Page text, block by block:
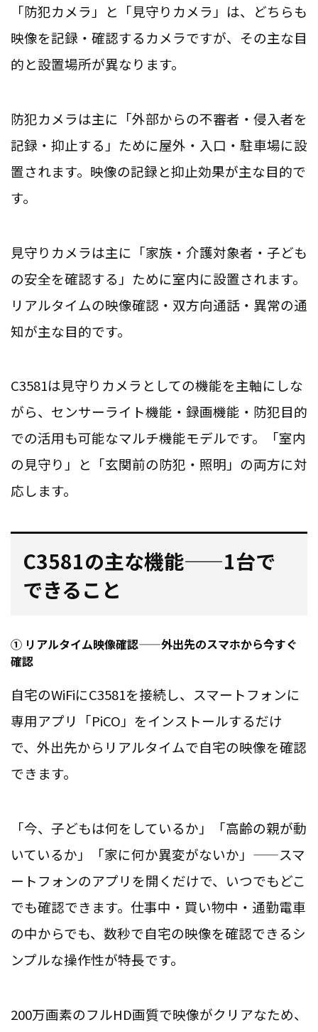
「防犯カメラ」と「見守りカメラ」は、どちらも
映像を記録・確認するカメラですが、その主な目
的と設置場所が異なります。
防犯カメラは主に「外部からの不審者・侵入者を
記録・抑止する」ために屋外・入口・駐車場に設
置されます。映像の記録と抑止効果が主な目的で
す。
見守りカメラは主に「家族・介護対象者・子ども
の安全を確認する」ために室内に設置されます。
リアルタイムの映像確認・双方向通話・異常の通
知が主な目的です。
C3581は見守りカメラとしての機能を主軸にしな
がら、センサーライト機能・録画機能・防犯目的
での活用も可能なマルチ機能モデルです。「室内
の見守り」と「玄関前の防犯・照明」の両方に対
応します。
C3581の主な機能——1台で
できること
① リアルタイム映像確認——外出先のスマホから今すぐ
確認
自宅のWiFiにC3581を接続し、スマートフォンに
専用アプリ「PiCO」をインストールするだけ
で、外出先からリアルタイムで自宅の映像を確認
できます。
「今、子どもは何をしているか」「高齢の親が動
いているか」「家に何か異変がないか」——スマ
ートフォンのアプリを開くだけで、いつでもどこ
でも確認できます。仕事中・買い物中・通勤電車
の中からでも、数秒で自宅の映像を確認できるシ
ンプルな操作性が特長です。
200万画素のフルHD画質で映像がクリアなため、